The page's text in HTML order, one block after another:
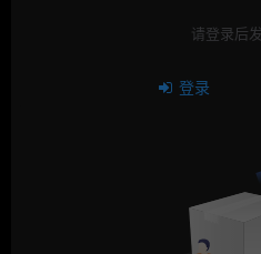
请登录后
登录